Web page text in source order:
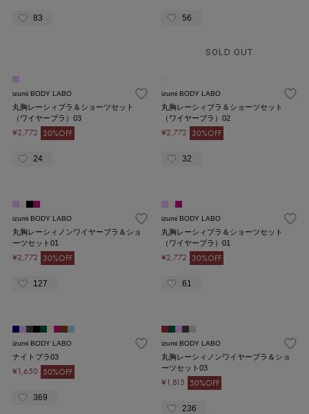
83 56
izumi BODY LABO
丸胸レーシィブラ＆ショーツセット
（ワイヤーブラ）03
¥2,772 30%OFF
24
SOLD OUT
izumi BODY LABO
丸胸レーシィブラ＆ショーツセット
（ワイヤーブラ）02
¥2,772 30%OFF
32
izumi BODY LABO
丸胸レーシィノンワイヤーブラ＆ショ
ーツセット01
¥2,772 30%OFF
127
izumi BODY LABO
丸胸レーシィブラ＆ショーツセット
（ワイヤーブラ）01
¥2,772 30%OFF
61
izumi BODY LABO
ナイトブラ03
¥1,650 50%OFF
369
izumi BODY LABO
丸胸レーシィノンワイヤーブラ＆ショ
ーツセット03
¥1,815 50%OFF
236